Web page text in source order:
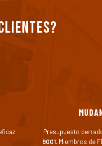
Presupuesto
9001. Miembros de